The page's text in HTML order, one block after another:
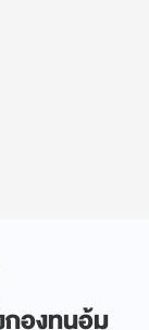
องทุนอุ้ม